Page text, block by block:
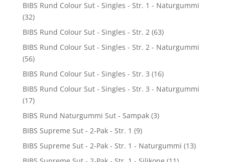
BIBS Rund Colour Sut - Singles - Str. 1 - Naturgummi
(32)
BIBS Rund Colour Sut - Singles - Str. 2 (63)
BIBS Rund Colour Sut - Singles - Str. 2 - Naturgummi
(56)
BIBS Rund Colour Sut - Singles - Str. 3 (16)
BIBS Rund Colour Sut - Singles - Str. 3 - Naturgummi
(17)
BIBS Rund Naturgummi Sut - Sampak (3)
BIBS Supreme Sut - 2-Pak - Str. 1 (9)
BIBS Supreme Sut - 2-Pak - Str. 1 - Naturgummi (13)